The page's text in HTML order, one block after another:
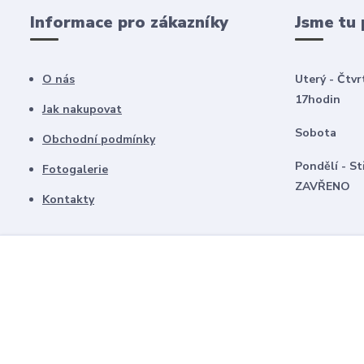
Informace pro zákazníky
O nás
Jak nakupovat
Obchodní podmínky
Fotogalerie
Kontakty
Jsme tu
Uterý -
17hodin
Sobota
Pondělí -
ZAVŘENO